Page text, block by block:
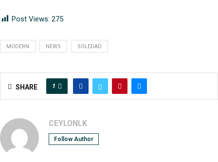
Post Views: 275
MODERN NEWS SOLEDAD
SHARE 1
CEYLONLK
Follow Author